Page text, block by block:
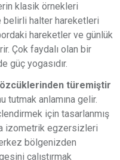
klasik örnekleri
belirli halter hareketleri
hareketler ve günlük
Çok faydalı olan bir
güç yogasıdır.
türemiştir
tutmak anlamına gelir.
için tasarlanmış
izometrik egzersizleri
bölgenizden
çalıştırmak